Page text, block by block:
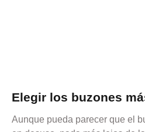
Elegir los buzones
Aunque pueda parecer que el